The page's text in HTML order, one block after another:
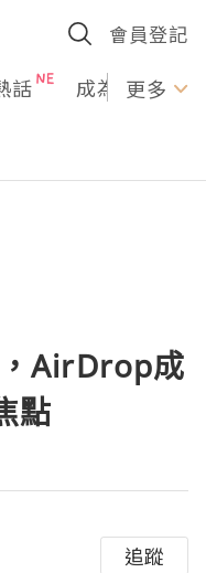
會員登記
話 成為U更多
AirDrop成
點
追蹤